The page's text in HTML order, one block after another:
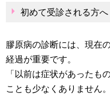
初めて受診される方へ
膠原病の診断には、現在
経過が重要です。
「以前は症状があったも
ことも少なくありません。